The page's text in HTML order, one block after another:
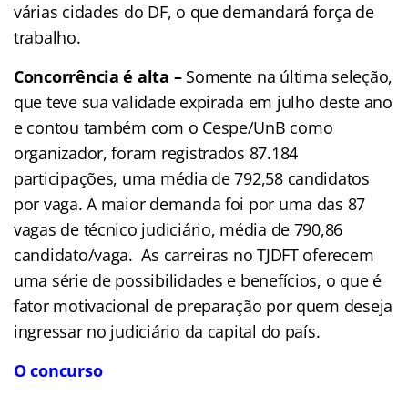
várias cidades do DF, o que demandará força de
trabalho.
Concorrência é alta –Somente na última seleção,
que teve sua validade expirada em julho deste ano
e contou também com o Cespe/UnB como
organizador, foram registrados 87.184
participações, uma média de 792,58 candidatos
por vaga. A maior demanda foi por uma das 87
vagas de técnico judiciário, média de 790,86
candidato/vaga. As carreiras no TJDFT oferecem
uma série de possibilidades e benefícios, o que é
fator motivacional de preparação por quem deseja
ingressar no judiciário da capital do país.
O concurso